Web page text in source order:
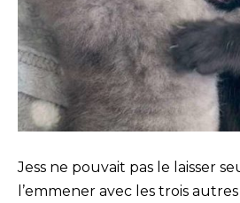
Jess ne pouvait pas le laisser
l’emmener avec les trois